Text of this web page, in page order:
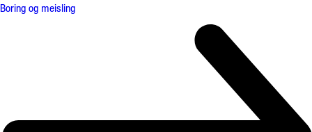
Boring og meisling